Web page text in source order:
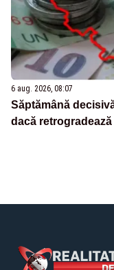
6 aug. 2026, 08:07
Săptămână
dacă